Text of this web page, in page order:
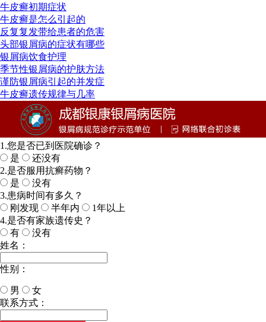
牛皮癣初期症状
牛皮癣是怎么引起的
反复复发带给患者的危害
头部银屑病的症状有哪些
银屑病饮食护理
季节性银屑病的护肤方法
谨防银屑病引起的并发症
牛皮癣遗传规律与几率
1.您是否已到医院确诊？
是
还没有
2.是否服用抗癣药物？
是
没有
3.患病时间有多久？
刚发现
半年内
1年以上
4.是否有家族遗传史？
有
没有
姓名：
性别：
男
女
今天日期：
联系方式：